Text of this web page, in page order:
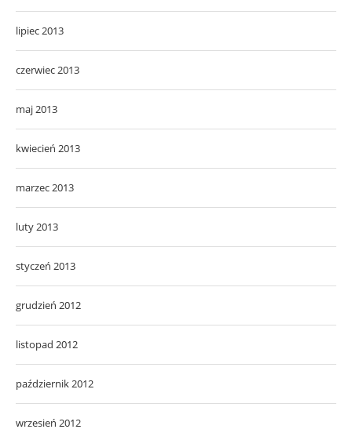
lipiec 2013
czerwiec 2013
maj 2013
kwiecień 2013
marzec 2013
luty 2013
styczeń 2013
grudzień 2012
listopad 2012
październik 2012
wrzesień 2012